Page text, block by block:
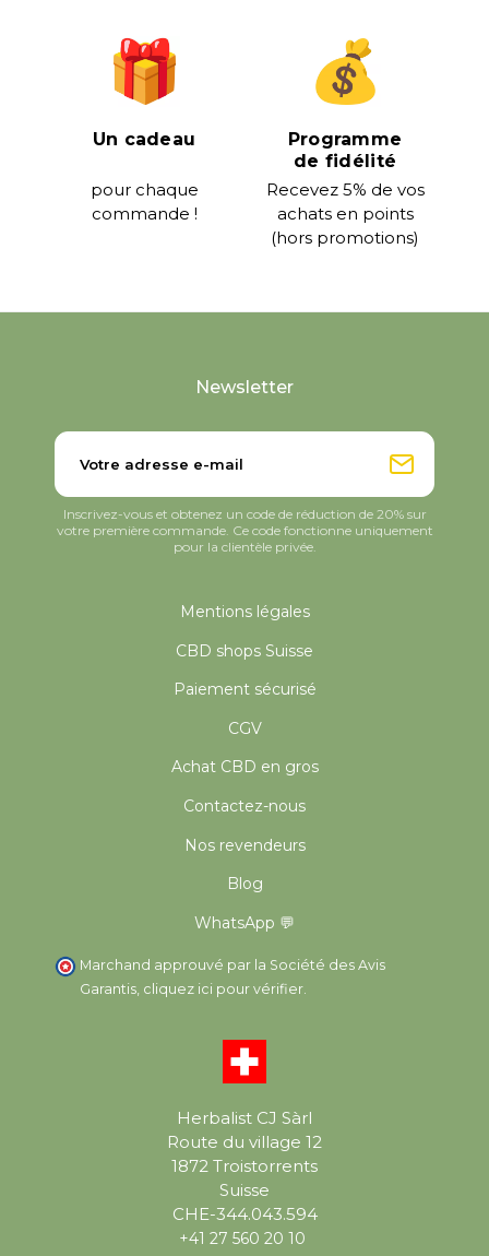
Un cadeau
pour chaque
commande !
Programme
de fidélité
Recevez 5% de vos
achats en points
(hors promotions)
Herbalist CJ Sàrl
Route du village 12
1872 Troistorrents
Suisse
CHE-344.043.594
+41 27 560 20 10
Mentions légales
CBD shops Suisse
Paiement sécurisé
CGV
Achat CBD en gros
Contactez-nous
Nos revendeurs
Blog
WhatsApp 💬
Marchand approuvé par la Société des Avis
Garantis, cliquez ici pour vérifier
Newsletter
Inscrivez-vous et obtenez un code de réduction de 20% sur
votre première commande. Ce code fonctionne uniquement
pour la clientèle privée.